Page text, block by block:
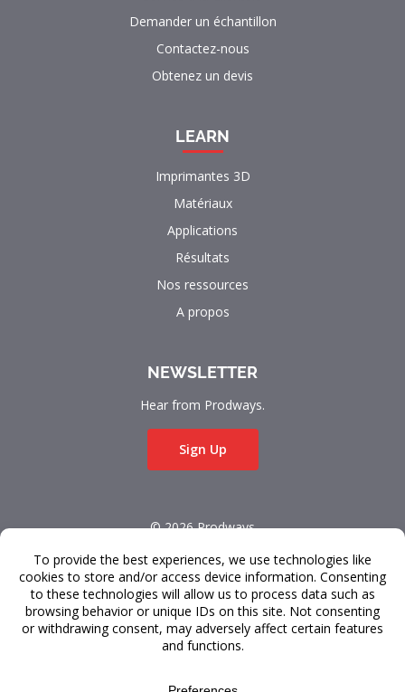
Demander un échantillon
Contactez-nous
Obtenez un devis
LEARN
Imprimantes 3D
Matériaux
Applications
Résultats
Nos ressources
A propos
NEWSLETTER
Hear from Prodways.
Sign Up
© 2026 Prodways
Conditions Générales
Confidentialité des données
Service à la Clientèle